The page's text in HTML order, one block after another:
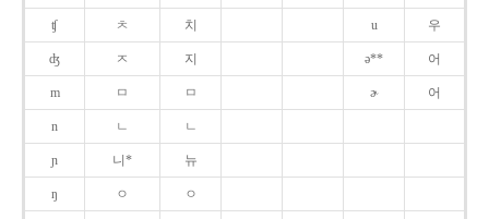
ʧ ㅊ 치 u 우
ʤ ㅈ 지 ə** 어
m ㅁ ㅁ ɚ 어
n ㄴ ㄴ
ɲ 니* 뉴
ŋ ㅇ ㅇ